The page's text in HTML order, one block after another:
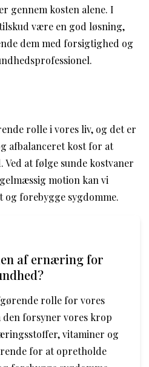
gennem kosten alene. I
være en god løsning,
dem med forsigtighed og
rolle i vores liv, og det er
afbalanceret kost for at
at følge sunde kostvaner
motion kan vi
forebygge sygdomme.
af ernæring for
rolle for vores
den forsyner vores krop
vitaminer og
for at opretholde